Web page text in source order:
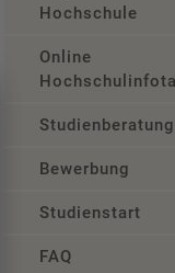
Hochschule
Online
Studienberatung
Bewerbung
Studienstart
FAQ